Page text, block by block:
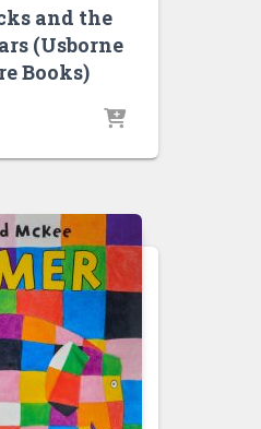
and the
(Usborne
Books)